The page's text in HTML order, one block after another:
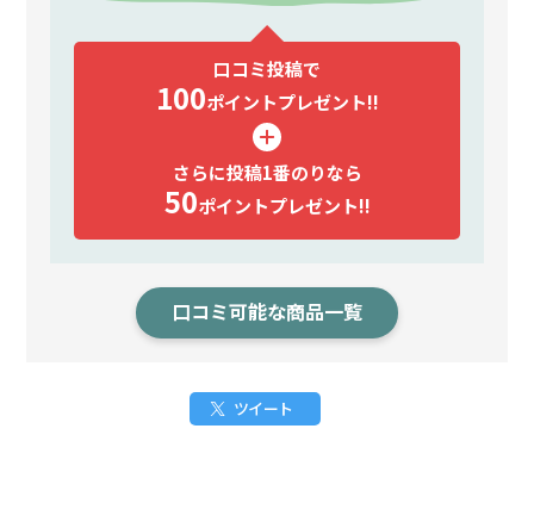
口コミ投稿で
100ポイントプレゼント!!
さらに投稿1番のりなら
50ポイントプレゼント!!
口コミ可能な商品一覧
ツイート